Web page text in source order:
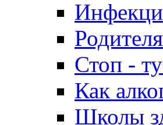
Стоп -
Как
Школы